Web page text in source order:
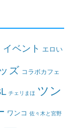
イベント エロい
ズ コラボカフェ
チェリまほ ツン
ワンコ 佐々木と宮野